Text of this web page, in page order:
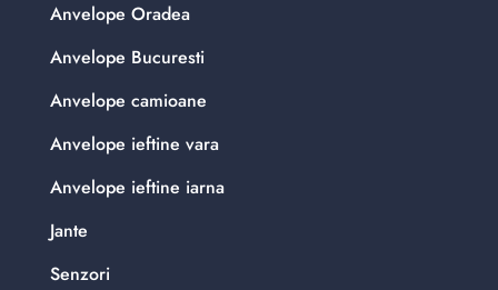
Anvelope Oradea
Anvelope Bucuresti
Anvelope camioane
Anvelope ieftine vara
Anvelope ieftine iarna
Jante
Senzori